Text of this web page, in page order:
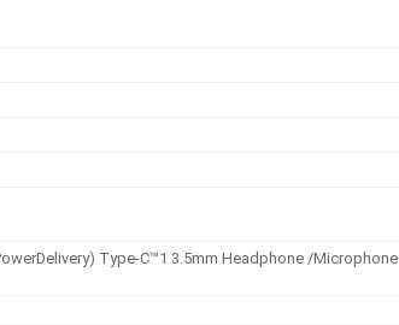
Type-C™1 3.5mm Headphone /Microphone